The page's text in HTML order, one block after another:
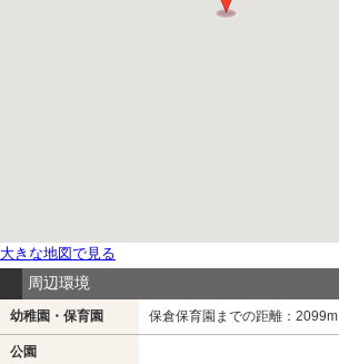
周辺環境
幼稚園・保育園 保倉保育園までの距離：2099m
公園